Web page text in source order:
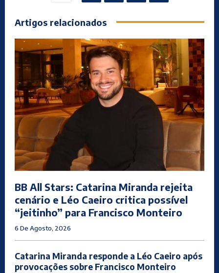
Artigos relacionados
BB All Stars: Catarina Miranda rejeita
cenário e Léo Caeiro critica possível
“jeitinho” para Francisco Monteiro
6 De Agosto, 2026
Catarina Miranda responde a Léo Caeiro após
provocações sobre Francisco Monteiro